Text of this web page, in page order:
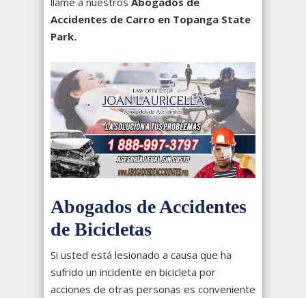
Accidentes de Carro en Topanga State
Park.
Abogados de Accidentes
de Bicicletas
Si usted está lesionado a causa que ha
sufrido un incidente en bicicleta por
acciones de otras personas es conveniente